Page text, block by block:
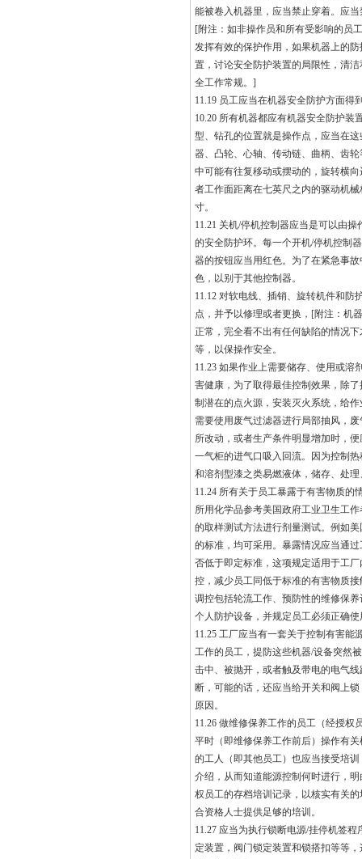
能被卷入机器里，应当禁止穿着。应
[附注：如非操作员和所有受影响的员
发挥有效的保护作用，如果机器上的
置，讨论安全防护装置的局限性，清
全工作常规。]
11.19 员工应当在机器安全防护方面得
10.20 所有机器都应有机器安全防护
型、钻孔的位置就是操作点，应当在
器、凸轮、心轴、传动链、曲柄、齿
中可能有往复移动或摆动的，旋转横
者工作面距离在七英尺之内的驱动机
寸。
11.21 关机/停机控制器应当是可以由
的安全防护环。每一个开机/停机控制
器的按钮应当用红色。为了在紧急事
色，以别于其他控制器。
11.12 对软电线、插销、旋转机件和
点，并予以修理或者更换，[附注：机
正常，完全看不出有任何缺陷的情况
等，以保操作安全。
11.23 如果作业上需要储存、使用或
害健康，为了取得最佳控制效果，除
制潜在的点火源，安装灭火系统，给
需要使用废气过滤器进行局部抽风，
所改动，或者生产条件明显增加时，
一气柜的进气口吸入回流。因为控制
和溶剂型漆之类易燃液体，储存、处
11.24 所有关于员工暴露于有害物质
所用化学品参考美国政府工业卫生工
的取样测试方法进行剂量测试。例如
的标准，均可采用。暴露情况应当通
否低于即定标准，这项规定适用于工
控，减少员工同低于标准的有害物质
调控包括轮流工作、预防性的维修保
个人防护设备，并规定员工必须正确
11.25 工厂应当有一套关于控制有害
工作的员工，提防这些机器/设备突然
击中、被抛开，或者触及带电的电气
断，可能的话，还应当给开关和阀上
原因。
11.26 做维修保养工作的员工（经授
平时（即维修保养工作前后）操作有
的工人（即其他员工）也应当接受培
介绍，从而知道能源控制何时进行，
权员工的存档培训记录，以核实有关
合资格人士提供足够的培训。
11.27 应当为执行锁断电源/挂停机签
定装置，阀门锁定装置和锁搭扣等等